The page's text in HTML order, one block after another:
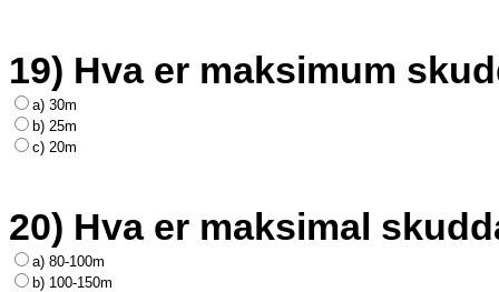
19) Hva er maksimum
a) 30m
b) 25m
c) 20m
20) Hva er maksimal
a) 80-100m
b) 100-150m